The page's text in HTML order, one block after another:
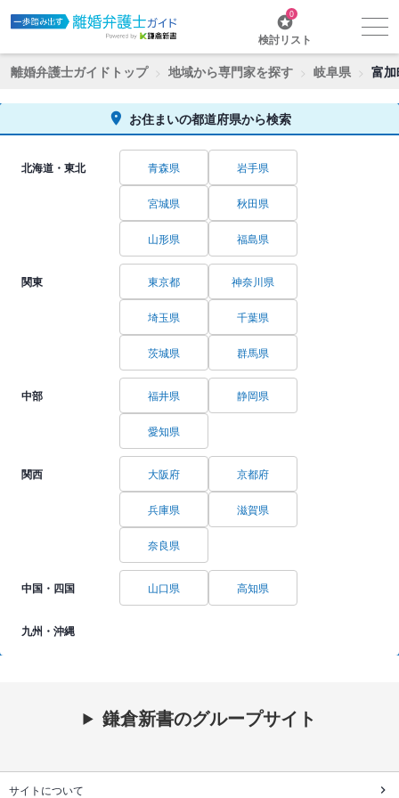
0
検討リスト
離婚弁護士ガイドトップ 地域から専門家を探す 岐阜県 富
お住まいの都道府県から検索
北海道・東北 青森県 岩手県
宮城県 秋田県
山形県 福島県
関東 東京都 神奈川県
埼玉県 千葉県
茨城県 群馬県
中部 福井県 静岡県
愛知県
関西 大阪府 京都府
兵庫県 滋賀県
奈良県
中国・四国 山口県 高知県
九州・沖縄
鎌倉新書のグループサイト
サイトについて